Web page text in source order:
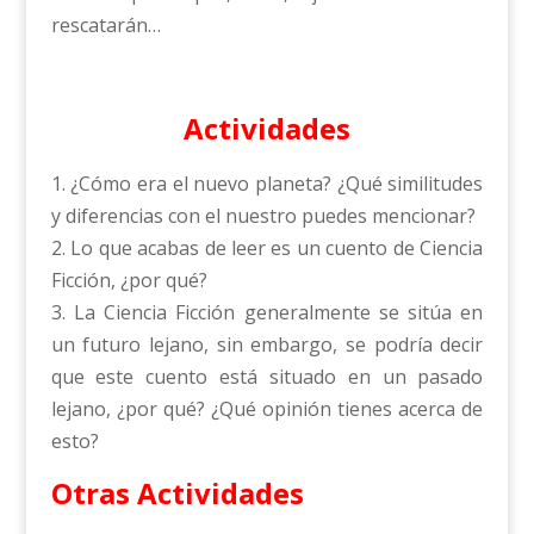
rescatarán…
Actividades
1. ¿Cómo era el nuevo planeta? ¿Qué similitudes
y diferencias con el nuestro puedes mencionar?
2. Lo que acabas de leer es un cuento de Ciencia
Ficción, ¿por qué?
3. La Ciencia Ficción generalmente se sitúa en
un futuro lejano, sin embargo, se podría decir
que este cuento está situado en un pasado
lejano, ¿por qué? ¿Qué opinión tienes acerca de
esto?
Otras Actividades